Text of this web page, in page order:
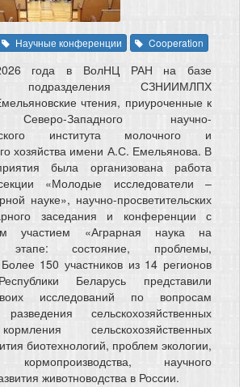
Научные конференции Cooperation
года в ВолНЦ РАН на базе
подразделения СЗНИИМЛПХ
чтения, приуроченные к
Западного научно-
института молочного и
хозяйства имени А.С. Емельянова. В
была организована работа
«Молодые исследователи –
науке», научно-просветительских
заседания и конференции с
участием «Аграрная наука на
этапе: состояние, проблемы,
150 участников из 14 регионов
Беларусь представили
исследований по вопросам
сельскохозяйственных
сельскохозяйственных
биотехнологий, проблем экологии,
кормопроизводства, научного
животноводства в России.